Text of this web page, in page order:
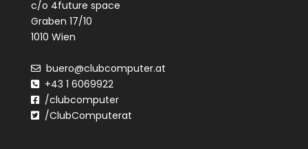
c/o 4future space
Graben 17/10
1010 Wien
buero@clubcomputer.at
+43 1 6069922
/clubcomputer
/ClubComputerat